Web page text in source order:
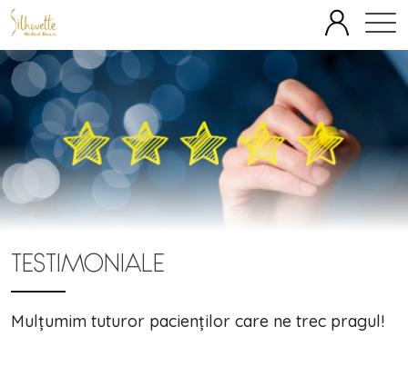
SPECIALITĂȚI ECHIPĂ
OFERTE BLOG DESPRE PREȚURI
TESTIMONIALE
Mulțumim tuturor pacienților care ne trec pragul!